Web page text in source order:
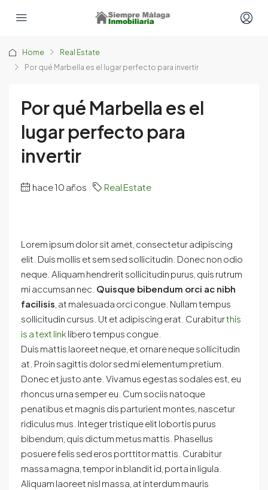
Home
Real Estate
Por qué Marbella es el lugar perfecto para invertir
Por qué Marbella es el
lugar perfecto para
invertir
hace 10 años Real Estate
Lorem ipsum dolor sit amet, consectetur adipiscing
elit. Duis mollis et sem sed sollicitudin. Donec non odio
neque. Aliquam hendrerit sollicitudin purus, quis rutrum
mi accumsan nec. Quisque bibendum orci ac nibh
facilisis , at malesuada orci congue. Nullam tempus
sollicitudin cursus. Ut et adipiscing erat. Curabiturthis
is a text linklibero tempus congue.
Duis mattis laoreet neque, et ornare neque sollicitudin
at. Proin sagittis dolor sed mi elementum pretium.
Donec et justo ante. Vivamus egestas sodales est, eu
rhoncus urna semper eu. Cum sociis natoque
penatibus et magnis dis parturient montes, nascetur
ridiculus mus. Integer tristique elit lobortis purus
bibendum, quis dictum metus mattis. Phasellus
posuere felis sed eros porttitor mattis. Curabitur
massa magna, tempor in blandit id, porta in ligula.
Aliquam laoreet nisl massa, at interdum mauris